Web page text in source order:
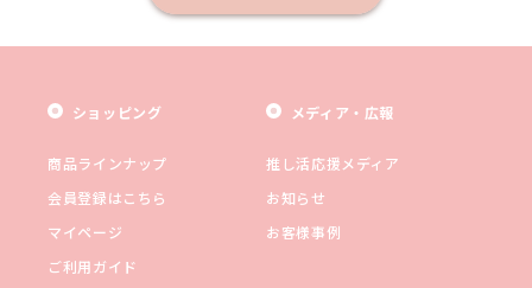
ショッピング
商品ラインナップ
会員登録はこちら
マイページ
ご利用ガイド
メディア・広報
推し活応援メディア
お知らせ
お客様事例